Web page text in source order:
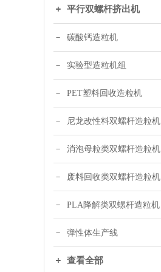
平行双螺杆挤出机
碳酸钙造粒机
实验型造粒机组
PET塑料回收造粒机
尼龙改性料双螺杆造粒机
消泡母粒类双螺杆造粒机
废料回收类双螺杆造粒机
PLA降解类双螺杆造粒机
弹性体生产线
查看全部